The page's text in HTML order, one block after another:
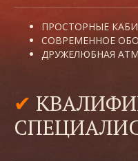
ПРОСТОРНЫЕ
СОВРЕМЕННОЕ
ДРУЖЕЛЮБНАЯ
✔